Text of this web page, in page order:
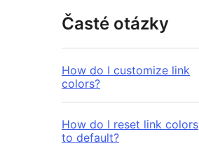
Časté otázky
How do I customize link
colors?
How do I reset link colors
to default?